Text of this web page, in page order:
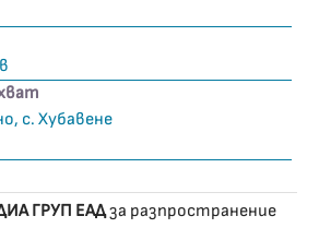
с. Хубавене
ГРУП ЕАДза разпространение